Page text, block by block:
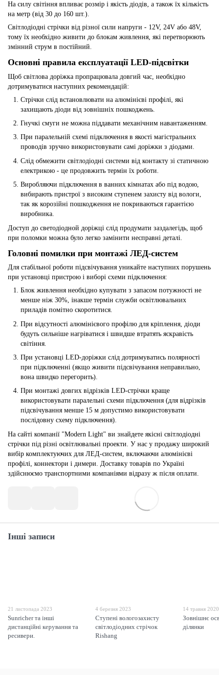
На силу світіння впливає розмір і якість діодів, а також їх кількість
на метр (від 30 до 160 шт.).
Світлодіодні стрічки від різної сили напруги - 12V, 24V або 48V,
тому їх необхідно живити до блокам живлення, які перетворюють
змінний струм в постійний.
Основні правила експлуатації LED-підсвітки
Щоб світлова доріжка пропрацювала довгий час, необхідно
дотримуватися наступних рекомендацій:
Стрічки слід встановлювати на алюмінієві профілі, які
захищають діоди від зовнішніх пошкоджень.
Гнучкі смуги не можна піддавати механічним навантаженням.
При паралельній схемі підключення в якості магістральних
проводів зручно використовувати самі доріжки з діодами.
Слід обмежити світлодіодні системи від контакту зі статичною
електрикою - це продовжить термін їх роботи.
Виробляючи підключення в ванних кімнатах або під водою,
вибирають пристрої з високим ступенем захисту від вологи,
так як корозійні пошкодження не покриваються гарантією
виробника.
Доступ до светодіодной доріжці слід продумати заздалегідь, щоб
при поломки можна було легко замінити несправні деталі.
Головні помилки при монтажі ЛЕД-систем
Для стабільної роботи підсвічування уникайте наступних порушень
при установці пристрою і виборі схеми підключення:
Блок живлення необхідно купувати з запасом потужності не
менше ніж 30%, інакше термін служби освітлювальних
приладів помітно скоротитися.
При відсутності алюмінієвого профілю для кріплення, діоди
будуть сильніше нагріватися і швидше втратять яскравість
світіння.
При установці LED-доріжки слід дотримуватись полярності
при підключенні (якщо живити підсвічування неправильно,
вона швидко перегорить).
При монтажі довгих відрізків LED-стрічки краще
використовувати паралельні схеми підключення (для відрізків
підсвічування менше 15 м допустимо використовувати
послідовну схему підключення).
На сайті компанії "Modern Light" ви знайдете якісні світлодіодні
стрічки під різні освітлювальні проекти. У нас у продажу широкий
вибір комплектуючих для ЛЕД-систем, включаючи алюмінієві
профілі, коннектори і димери. Доставку товарів по Україні
здійснюємо транспортними компаніями відразу ж після оплати.
Інші записи
21 листопада 2023
Sunricher та інші
дистанційні керування та
ресивери.
4 березня 2023
Ступені вологозахисту
світлодіодних стрічок
Rishang
14 травня 2020
Зовнішнє
ділянки